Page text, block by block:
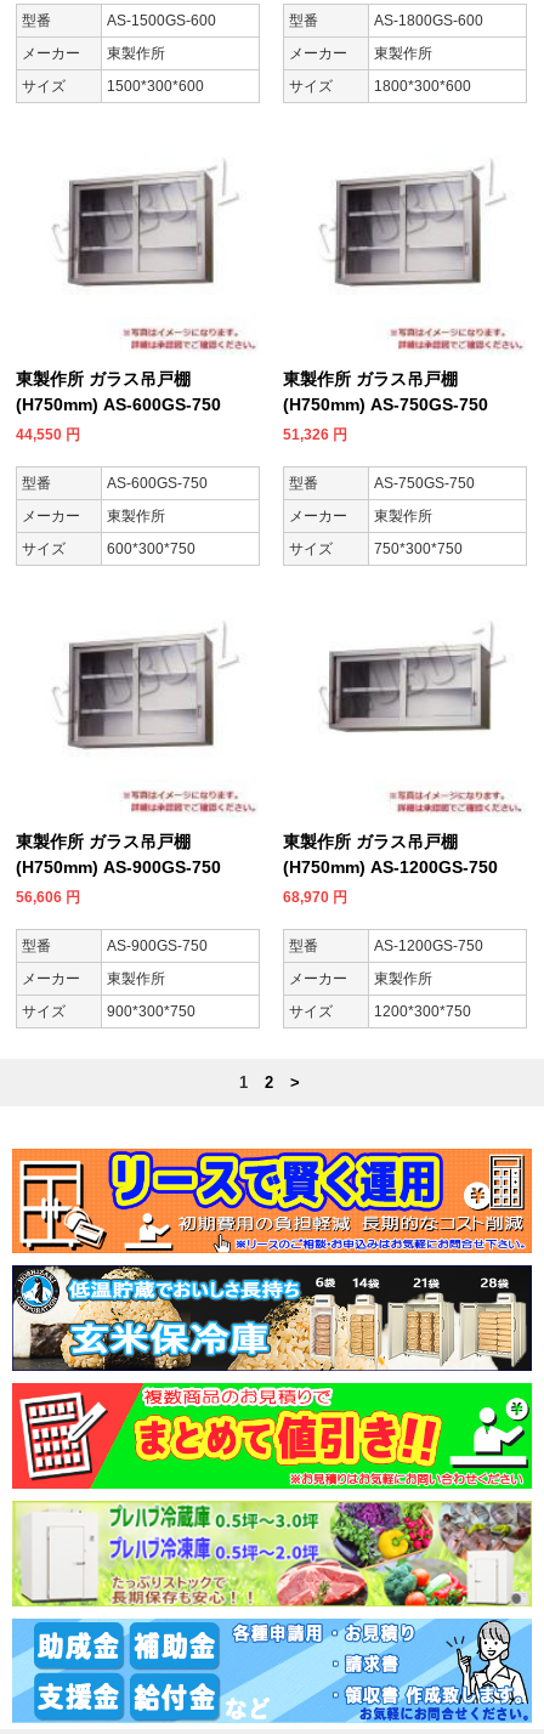
型番
AS-1500GS-600
メーカー
東製作所
サイズ
1500*300*600
型番
AS-1800GS-600
メーカー
東製作所
サイズ
1800*300*600
東製作所 ガラス吊戸棚
(H750mm) AS-600GS-750
44,550 円
型番
AS-600GS-750
メーカー
東製作所
サイズ
600*300*750
東製作所 ガラス吊戸棚
(H750mm) AS-750GS-750
51,326 円
型番
AS-750GS-750
メーカー
東製作所
サイズ
750*300*750
東製作所 ガラス吊戸棚
(H750mm) AS-900GS-750
56,606 円
型番
AS-900GS-750
メーカー
東製作所
サイズ
900*300*750
東製作所 ガラス吊戸棚
(H750mm) AS-1200GS-750
68,970 円
型番
AS-1200GS-750
メーカー
東製作所
サイズ
1200*300*750
1 2 >